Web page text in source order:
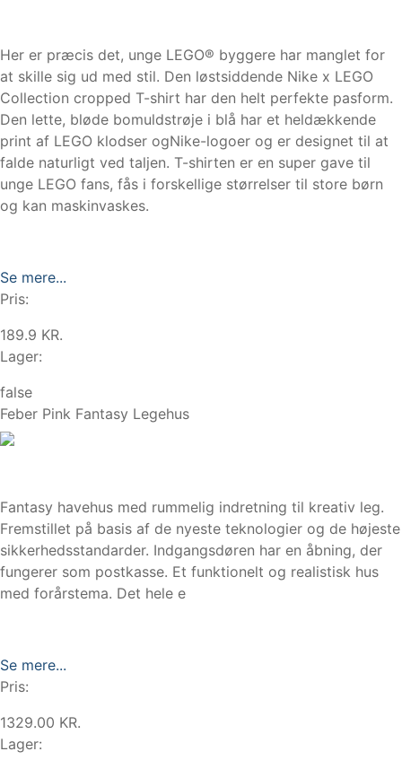
Her er præcis det, unge LEGO® byggere har manglet for
at skille sig ud med stil. Den løstsiddende Nike x LEGO
Collection cropped T-shirt har den helt perfekte pasform.
Den lette, bløde bomuldstrøje i blå har et heldækkende
print af LEGO klodser ogNike-logoer og er designet til at
falde naturligt ved taljen. T-shirten er en super gave til
unge LEGO fans, fås i forskellige størrelser til store børn
og kan maskinvaskes.
Se mere...
Pris:
189.9 KR.
Lager:
false
Feber Pink Fantasy Legehus
Fantasy havehus med rummelig indretning til kreativ leg.
Fremstillet på basis af de nyeste teknologier og de højeste
sikkerhedsstandarder. Indgangsdøren har en åbning, der
fungerer som postkasse. Et funktionelt og realistisk hus
med forårstema. Det hele e
Se mere...
Pris:
1329.00 KR.
Lager: